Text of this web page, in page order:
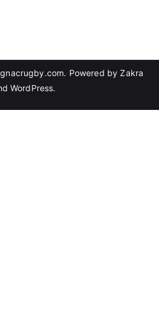
. Powered byZakra
WordPress.